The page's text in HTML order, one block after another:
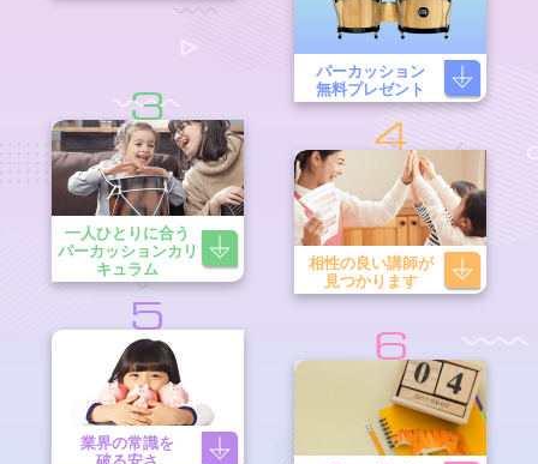
パーカッション
無料プレゼント
3
一人ひとりに合う
パーカッションカリ
キュラム
4
相性の良い講師が
見つかります
5
業界の常識を
6